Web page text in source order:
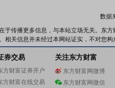
数据
于传播更多信息，与本站立场无关。东
相关信息并未经过本网站证实，不对您
券交易
方财富证券开户
方财富在线交易
关注东方财富
东方财富网微博
东方财富网微信